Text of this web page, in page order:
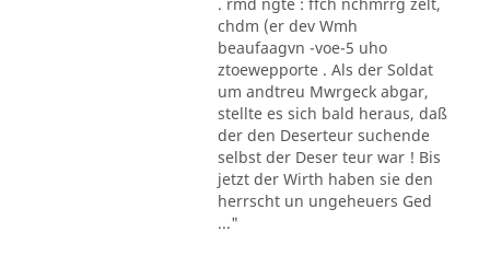
chdm (er dev Wmh
beaufaagvn -voe-5 uho
ztoewepporte . Als der Soldat
um andtreu Mwrgeck abgar,
stellte es sich bald heraus, daß
der den Deserteur suchende
selbst der Deser teur war ! Bis
jetzt der Wirth haben sie den
herrscht un ungeheuers Ged
..."